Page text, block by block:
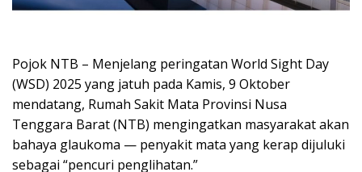
Pojok NTB – Menjelang peringatan World Sight Day
(WSD) 2025 yang jatuh pada Kamis, 9 Oktober
mendatang, Rumah Sakit Mata Provinsi Nusa
Tenggara Barat (NTB) mengingatkan masyarakat akan
bahaya glaukoma — penyakit mata yang kerap dijuluki
sebagai “pencuri penglihatan.”